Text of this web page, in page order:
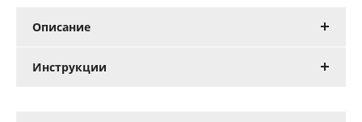
Описание
Инструкции